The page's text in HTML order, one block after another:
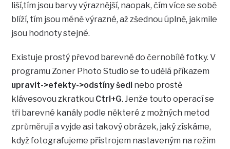
liší,tím jsou barvy výraznější, naopak, čím více se sobě
blíží, tím jsou méně výrazné, až zšednou úplně, jakmile
jsou hodnoty stejné.
Existuje prostý převod barevné do černobílé fotky. V
programu Zoner Photo Studio se to udělá příkazem
upravit->efekty->odstíny šedi nebo prostě
klávesovou zkratkou Ctrl+G. Jenže touto operací se
tři barevné kanály podle některé z možných metod
zprůměrují a vyjde asi takový obrázek, jaký získáme,
když fotografujeme přístrojem nastaveným na režim